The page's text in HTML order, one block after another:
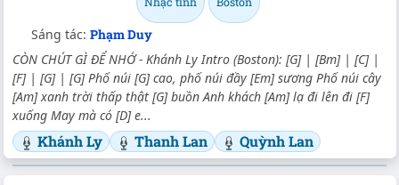
Sáng tác: Phạm Duy
CÒN CHÚT GÌ ĐỂ NHỚ - Khánh Ly Intro (Boston): [G] | [Bm] | [C] |
[F] | [G] | [G] Phố núi [G] cao, phố núi đầy [Em] sương Phố núi cây
[Am] xanh trời thấp thật [G] buồn Anh khách [Am] lạ đi lên đi [F]
xuống May mà có [D] e...
Khánh Ly Thanh Lan Quỳnh Lan